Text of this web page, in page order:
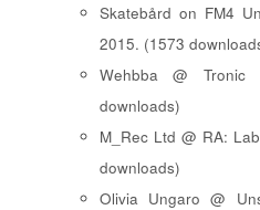
Skatebård on FM4
2015. (1573
Wehbba @ Tronic
downloads)
M_Rec Ltd @ RA:
downloads)
Olivia Ungaro @